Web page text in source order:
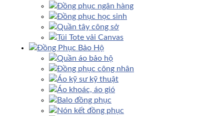
Đồng phục ngân hàng
Đồng phục học sinh
Quần tây công sở
Túi Tote vải Canvas
Đồng Phục Bảo Hộ
Quần áo bảo hộ
Đồng phục công nhân
Áo kỹ sư kỹ thuật
Áo khoác, áo gió
Balo đồng phục
Nón kết đồng phục